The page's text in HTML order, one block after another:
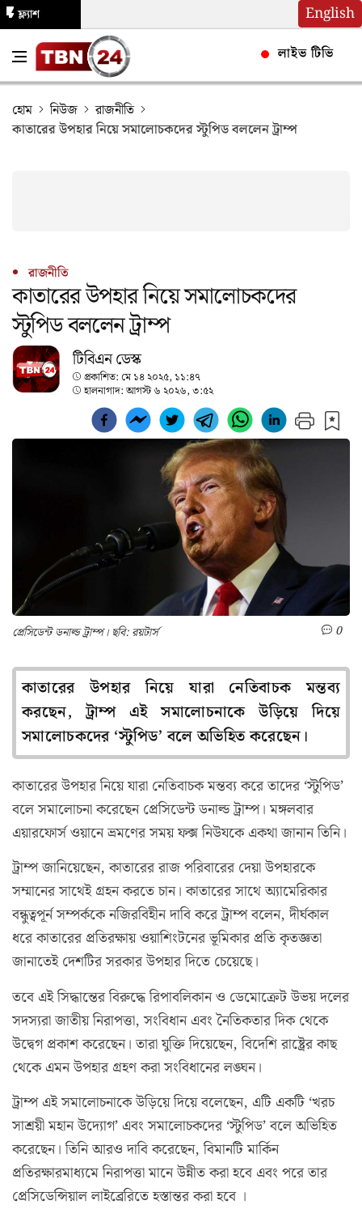
English
ফ্ল্যাশ
লাইভ টিভি
হোম নিউজ
রাজনীতি
কাতারের উপহার নিয়ে সমালোচকদের স্টুপিড বললেন ট্রাম্প
রাজনীতি
কাতারের উপহার নিয়ে সমালোচকদের
স্টুপিড বললেন ট্রাম্প
টিবিএন ডেস্ক
প্রকাশিত: মে ১৪ ২০২৫, ১১:৪৭
হালনাগাদ:আগস্ট ৬ ২০২৬, ৩:৫২
প্রেসিডেন্ট ডনাল্ড ট্রাম্প। ছবি: রয়টার্স 0
কাতারের উপহার নিয়ে যারা নেতিবাচক মন্তব্য
করছেন, ট্রাম্প এই সমালোচনাকে উড়িয়ে দিয়ে
সমালোচকদের ‘স্টুপিড’ বলে অভিহিত করেছেন।
কাতারের উপহার নিয়ে যারা নেতিবাচক মন্তব্য করে তাদের ‘স্টুপিড’
বলে সমালোচনা করেছেন প্রেসিডেন্ট ডনাল্ড ট্রাম্প। মঙ্গলবার
এয়ারফোর্স ওয়ানে ভ্রমণের সময় ফক্স নিউযকে একথা জানান তিনি।
ট্রাম্প জানিয়েছেন, কাতারের রাজ পরিবারের দেয়া উপহারকে
সম্মানের সাথেই গ্রহন করতে চান। কাতারের সাথে অ্যামেরিকার
বন্ধুত্বপূর্ন সম্পর্ককে নজিরবিহীন দাবি করে ট্রাম্প বলেন, দীর্ঘকাল
ধরে কাতারের প্রতিরক্ষায় ওয়াশিংটনের ভূমিকার প্রতি কৃতজ্ঞতা
জানাতেই দেশটির সরকার উপহার দিতে চেয়েছে।
তবে এই সিদ্ধান্তের বিরুদ্ধে রিপাবলিকান ও ডেমোক্রেট উভয় দলের
সদস্যরা জাতীয় নিরাপত্তা, সংবিধান এবং নৈতিকতার দিক থেকে
উদ্বেগ প্রকাশ করেছেন। তারা যুক্তি দিয়েছেন, বিদেশি রাষ্ট্রের কাছ
থেকে এমন উপহার গ্রহণ করা সংবিধানের লঙ্ঘন।
ট্রাম্প এই সমালোচনাকে উড়িয়ে দিয়ে বলেছেন, এটি একটি ‘খরচ
সাশ্রয়ী মহান উদ্যোগ’ এবং সমালোচকদের ‘স্টুপিড’ বলে অভিহিত
করেছেন। তিনি আরও দাবি করেছেন, বিমানটি মার্কিন
প্রতিরক্ষারমাধ্যমে নিরাপত্তা মানে উন্নীত করা হবে এবং পরে তার
প্রেসিডেন্সিয়াল লাইব্রেরিতে হস্তান্তর করা হবে ।